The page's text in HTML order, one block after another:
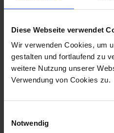
Diese Webseite verwendet
Wir verwenden Cookies, um
gestalten und fortlaufend zu
weitere Nutzung unserer
Verwendung von Cookies zu.
Notwendig
MEHR